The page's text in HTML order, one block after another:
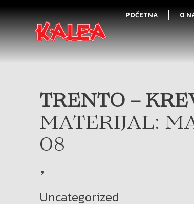
POČETNA O
TRENTO –
MATERIJAL:
08
,
Uncategorized